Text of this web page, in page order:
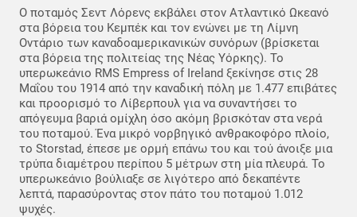
Ο ποταμός Σεντ Λόρενς εκβάλει στον Ατλαντικό Ωκεανό
στα βόρεια του Κεμπέκ και τον ενώνει με τη Λίμνη
Οντάριο των καναδοαμερικανικών συνόρων (βρίσκεται
στα βόρεια της πολιτείας της Νέας Υόρκης). Το
υπερωκεάνιο RMS Empress of Ireland ξεκίνησε στις 28
Μαΐου του 1914 από την καναδική πόλη με 1.477 επιβάτες
και προορισμό το Λίβερπουλ για να συναντήσει το
απόγευμα βαριά ομίχλη όσο ακόμη βρισκόταν στα νερά
του ποταμού. Ένα μικρό νορβηγικό ανθρακοφόρο πλοίο,
το Storstad, έπεσε με ορμή επάνω του και τού άνοιξε μια
τρύπα διαμέτρου περίπου 5 μέτρων στη μία πλευρά. Το
υπερωκεάνιο βούλιαξε σε λιγότερο από δεκαπέντε
λεπτά, παρασύροντας στον πάτο του ποταμού 1.012
ψυχές.